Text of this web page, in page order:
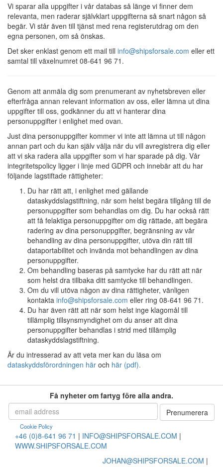
Vi sparar alla uppgifter i vår databas så länge vi finner dem
relevanta, men raderar självklart uppgifterna så snart någon så
begär. Vi står även till tjänst med rena registerutdrag om den
egna personen, om så önskas.
Det sker enklast genom ett mail till info@shipsforsale.com eller ett
samtal till växelnumret 08-641 96 71.
Genom att anmäla dig som prenumerant av nyhetsbreven eller
efterfråga annan relevant information av oss, eller lämna ut dina
uppgifter till oss, godkänner du att vi hanterar dina
personuppgifter i enlighet med ovan.
Just dina personuppgifter kommer vi inte att lämna ut till någon
annan part och du kan själv välja när du vill avregistrera dig eller
att vi ska radera alla uppgifter som vi har sparade på dig. Vår
integritetspolicy ligger i linje med GDPR och innebär att du har
följande lagstiftade rättigheter:
Du har rätt att, i enlighet med gällande
dataskyddslagstiftning, när som helst begära tillgång till de
personuppgifter som behandlas om dig. Du har också rätt
att få felaktiga personuppgifter om dig rättade, att begära
radering av dina personuppgifter, begränsning av vår
behandling av dina personuppgifter, utöva din rätt till
dataportabilitet och invända mot behandlingen av dina
personuppgifter.
Om behandling baseras på samtycke har du rätt att när
som helst dra tillbaka ditt samtycke till behandlingen.
Om du vill utöva någon av dina rättigheter, vänligen
kontakta info@shipsforsale.com eller ring 08-641 96 71.
Du har även rätt att när som helst inge klagomål till
tillämplig tillsynsmyndighet om du anser att dina
personuppgifter behandlas i strid med tillämplig
dataskyddslagstiftning.
Är du intresserad av att veta mer kan du läsa om
dataskyddsförordningen här och här (pdf).
Få nyheter om fartyg före alla andra.
Cookie Policy
+46 (0)8-641 96 71 | INFO@SHIPSFORSALE.COM |
WWW.SHIPSFORSALE.COM
JOHAN@SHIPSFORSALE.COM |